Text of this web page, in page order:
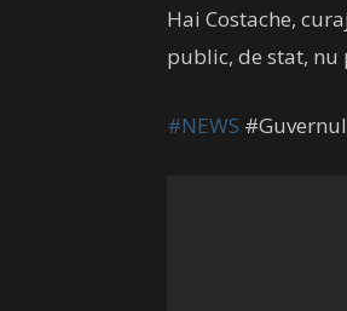
Hai Costache,
public, de stat,
#NEWS